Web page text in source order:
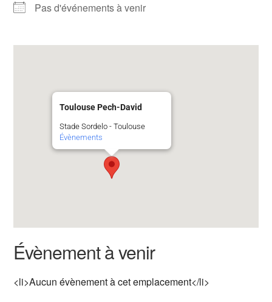
Pas d'événements à venir
Toulouse Pech-David
Stade Sordelo - Toulouse
Évènements
Évènement à venir
<li>Aucun évènement à cet emplacement</li>